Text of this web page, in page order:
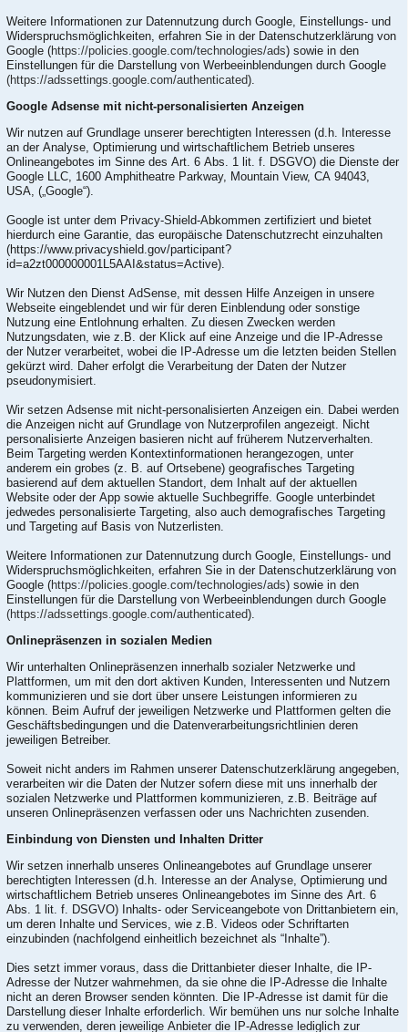
Weitere Informationen zur Datennutzung durch Google, Einstellungs- und
Widerspruchsmöglichkeiten, erfahren Sie in der Datenschutzerklärung von
Google (https://policies.google.com/technologies/ads) sowie in den
Einstellungen für die Darstellung von Werbeeinblendungen durch Google
(https://adssettings.google.com/authenticated).
Google Adsense mit nicht-personalisierten Anzeigen
Wir nutzen auf Grundlage unserer berechtigten Interessen (d.h. Interesse
an der Analyse, Optimierung und wirtschaftlichem Betrieb unseres
Onlineangebotes im Sinne des Art. 6 Abs. 1 lit. f. DSGVO) die Dienste der
Google LLC, 1600 Amphitheatre Parkway, Mountain View, CA 94043,
USA, („Google“).
Google ist unter dem Privacy-Shield-Abkommen zertifiziert und bietet
hierdurch eine Garantie, das europäische Datenschutzrecht einzuhalten
(https://www.privacyshield.gov/participant?
id=a2zt000000001L5AAI&status=Active).
Wir Nutzen den Dienst AdSense, mit dessen Hilfe Anzeigen in unsere
Webseite eingeblendet und wir für deren Einblendung oder sonstige
Nutzung eine Entlohnung erhalten. Zu diesen Zwecken werden
Nutzungsdaten, wie z.B. der Klick auf eine Anzeige und die IP-Adresse
der Nutzer verarbeitet, wobei die IP-Adresse um die letzten beiden Stellen
gekürzt wird. Daher erfolgt die Verarbeitung der Daten der Nutzer
pseudonymisiert.
Wir setzen Adsense mit nicht-personalisierten Anzeigen ein. Dabei werden
die Anzeigen nicht auf Grundlage von Nutzerprofilen angezeigt. Nicht
personalisierte Anzeigen basieren nicht auf früherem Nutzerverhalten.
Beim Targeting werden Kontextinformationen herangezogen, unter
anderem ein grobes (z. B. auf Ortsebene) geografisches Targeting
basierend auf dem aktuellen Standort, dem Inhalt auf der aktuellen
Website oder der App sowie aktuelle Suchbegriffe. Google unterbindet
jedwedes personalisierte Targeting, also auch demografisches Targeting
und Targeting auf Basis von Nutzerlisten.
Weitere Informationen zur Datennutzung durch Google, Einstellungs- und
Widerspruchsmöglichkeiten, erfahren Sie in der Datenschutzerklärung von
Google (https://policies.google.com/technologies/ads) sowie in den
Einstellungen für die Darstellung von Werbeeinblendungen durch Google
(https://adssettings.google.com/authenticated).
Onlinepräsenzen in sozialen Medien
Wir unterhalten Onlinepräsenzen innerhalb sozialer Netzwerke und
Plattformen, um mit den dort aktiven Kunden, Interessenten und Nutzern
kommunizieren und sie dort über unsere Leistungen informieren zu
können. Beim Aufruf der jeweiligen Netzwerke und Plattformen gelten die
Geschäftsbedingungen und die Datenverarbeitungsrichtlinien deren
jeweiligen Betreiber.
Soweit nicht anders im Rahmen unserer Datenschutzerklärung angegeben,
verarbeiten wir die Daten der Nutzer sofern diese mit uns innerhalb der
sozialen Netzwerke und Plattformen kommunizieren, z.B. Beiträge auf
unseren Onlinepräsenzen verfassen oder uns Nachrichten zusenden.
Einbindung von Diensten und Inhalten Dritter
Wir setzen innerhalb unseres Onlineangebotes auf Grundlage unserer
berechtigten Interessen (d.h. Interesse an der Analyse, Optimierung und
wirtschaftlichem Betrieb unseres Onlineangebotes im Sinne des Art. 6
Abs. 1 lit. f. DSGVO) Inhalts- oder Serviceangebote von Drittanbietern ein,
um deren Inhalte und Services, wie z.B. Videos oder Schriftarten
einzubinden (nachfolgend einheitlich bezeichnet als “Inhalte”).
Dies setzt immer voraus, dass die Drittanbieter dieser Inhalte, die IP-
Adresse der Nutzer wahrnehmen, da sie ohne die IP-Adresse die Inhalte
nicht an deren Browser senden könnten. Die IP-Adresse ist damit für die
Darstellung dieser Inhalte erforderlich. Wir bemühen uns nur solche Inhalte
zu verwenden, deren jeweilige Anbieter die IP-Adresse lediglich zur